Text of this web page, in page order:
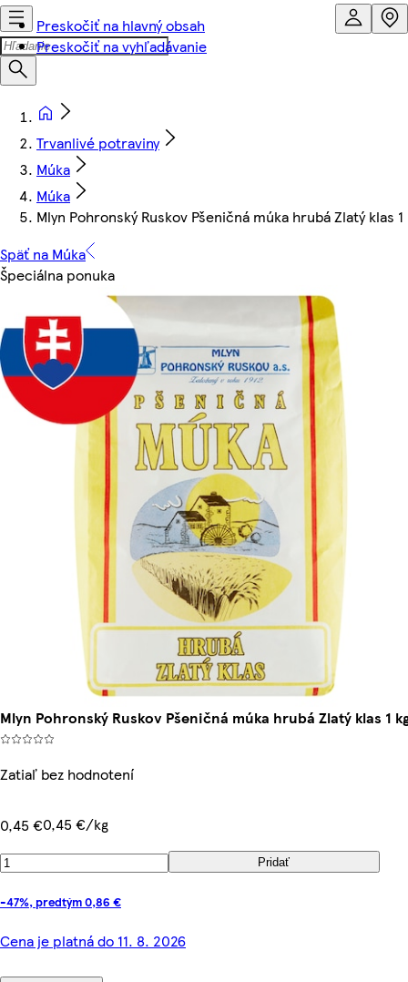
Preskočiť na hlavný obsah
Preskočiť na vyhľadávanie
Trvanlivé potraviny
Múka
Múka
Mlyn Pohronský Ruskov Pšeničná múka hrubá Zlatý klas 1
Späť na Múka
Špeciálna ponuka
Mlyn Pohronský Ruskov Pšeničná múka hrubá Zlatý klas 1
Zatiaľ bez hodnotení
0,45 €0,45 €/kg
Pridať
-47%, predtým 0,86 €
Cena je platná do 11. 8. 2026